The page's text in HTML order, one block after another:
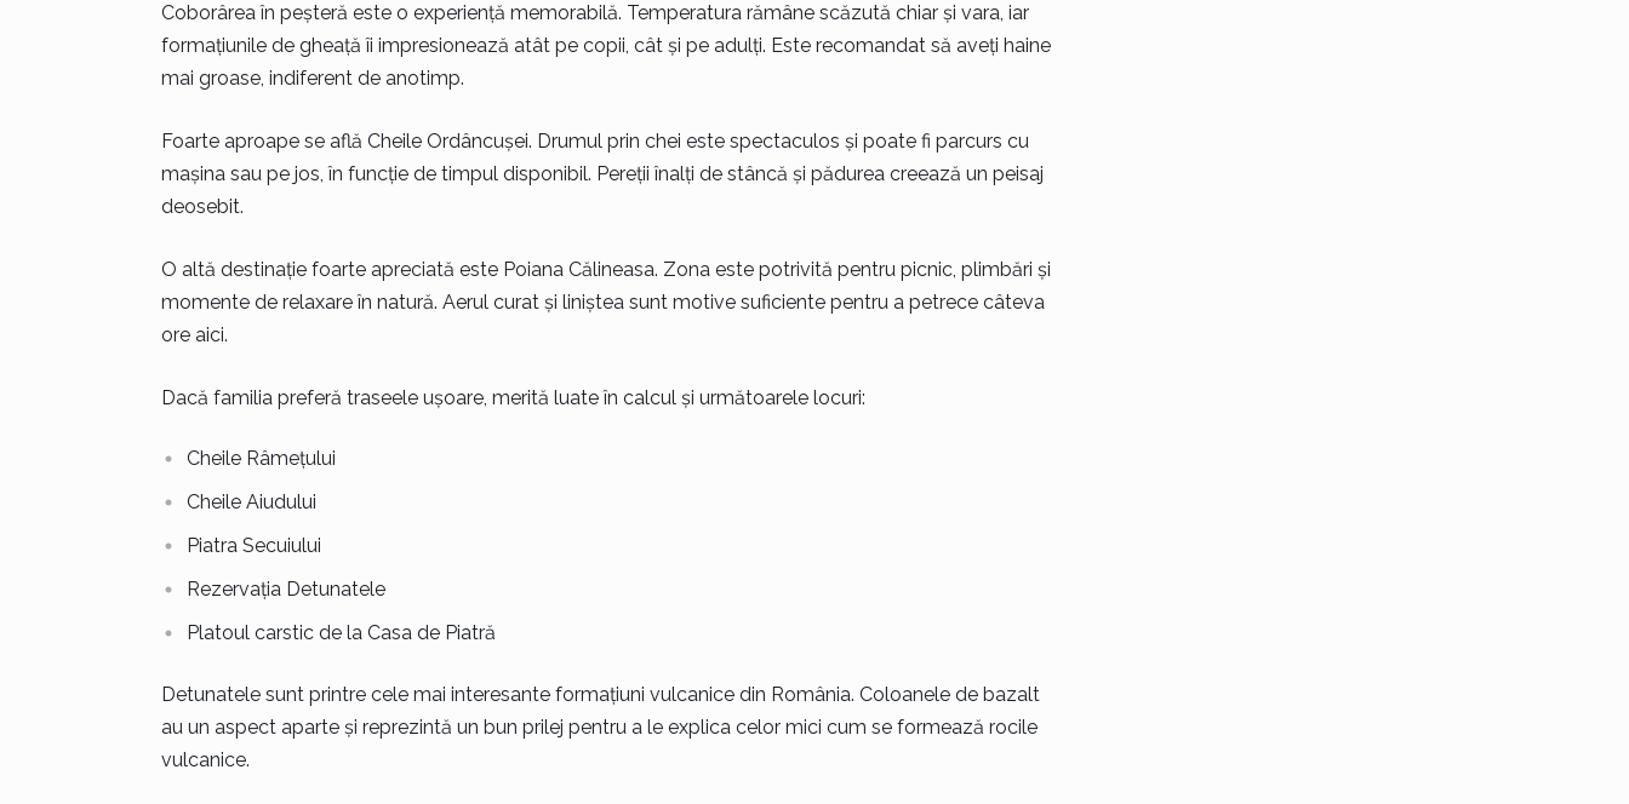
Coborârea în peșteră este o experiență memorabilă. Temperatura rămâne scăzută chiar și vara, iar
formațiunile de gheață îi impresionează atât pe copii, cât și pe adulți. Este recomandat să aveți haine
mai groase, indiferent de anotimp.
Foarte aproape se află Cheile Ordâncușei. Drumul prin chei este spectaculos și poate fi parcurs cu
mașina sau pe jos, în funcție de timpul disponibil. Pereții înalți de stâncă și pădurea creează un peisaj
deosebit.
O altă destinație foarte apreciată este Poiana Călineasa. Zona este potrivită pentru picnic, plimbări și
momente de relaxare în natură. Aerul curat și liniștea sunt motive suficiente pentru a petrece câteva
ore aici.
Dacă familia preferă traseele ușoare, merită luate în calcul și următoarele locuri:
Cheile Râmețului
Cheile Aiudului
Piatra Secuiului
Rezervația Detunatele
Platoul carstic de la Casa de Piatră
Detunatele sunt printre cele mai interesante formațiuni vulcanice din România. Coloanele de bazalt
au un aspect aparte și reprezintă un bun prilej pentru a le explica celor mici cum se formează rocile
vulcanice.